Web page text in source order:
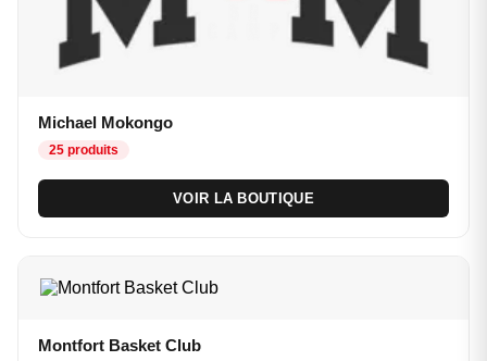
Michael Mokongo
25 produits
VOIR LA BOUTIQUE
Montfort Basket Club